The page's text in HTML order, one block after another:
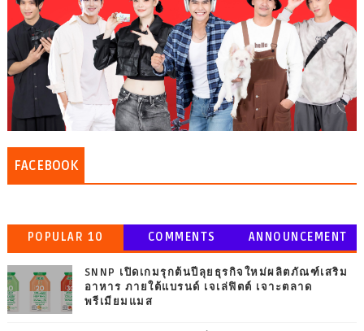
FACEBOOK
POPULAR 10 COMMENTS ANNOUNCEMENT
SNNP เปิดเกมรุกต้นปีลุยธุรกิจใหม่ผลิตภัณฑ์เสริม
อาหาร ภายใต้แบรนด์ เจเล่ฟิตต์ เจาะตลาด
พรีเมียมแมส